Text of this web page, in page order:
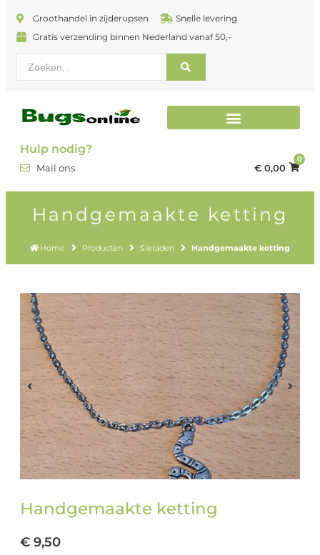
Groothandel in zijderupsen
Snelle levering
Gratis verzending binnen Nederland vanaf 50,-
Hulp nodig?
Mail ons € 0,00
0
Handgemaakte ketting
Home Producten Sieraden Handgemaakte ketting
Handgemaakte ketting
€ 9,50